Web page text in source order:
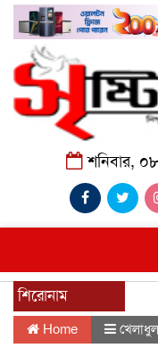
শনিবার,
শিরোনাম
Home